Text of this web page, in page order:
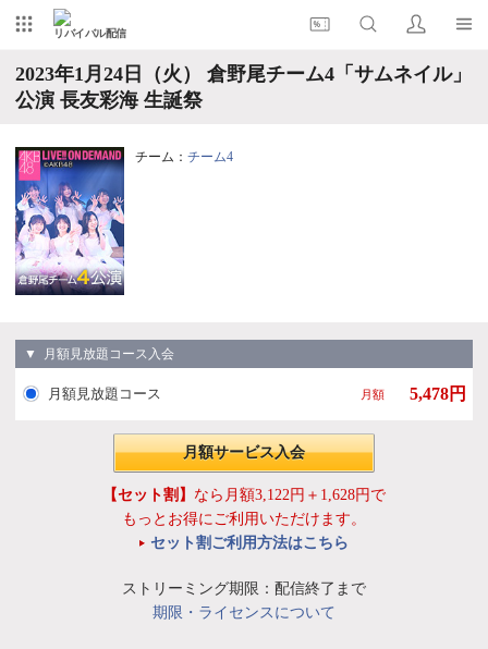
リバイバル配信
2023年1月24日（火） 倉野尾チーム4「サムネイル」
公演 長友彩海 生誕祭
チーム： チーム4
▼ 月額見放題コース入会
月額見放題コース 月額 5,478円
月額サービス入会
【セット割】 なら月額3,122円＋1,628円で
もっとお得にご利用いただけます。
セット割ご利用方法はこちら
ストリーミング期限：配信終了まで
期限・ライセンスについて